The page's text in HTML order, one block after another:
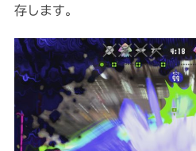
存します。